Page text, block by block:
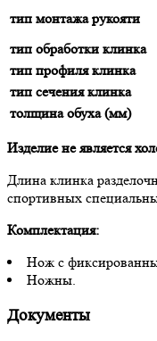
тип монтажа рукояти
тип обработки клинка
тип профиля клинка
тип сечения клинка
толщина обуха (мм)
Изделие не является
Длина клинка
спортивных
Комплектация:
Нож с
Ножны.
Документы